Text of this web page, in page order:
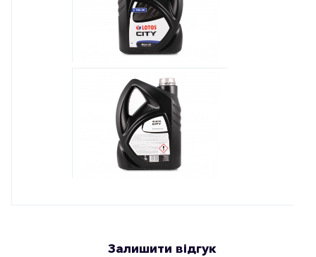
Залишити відгук